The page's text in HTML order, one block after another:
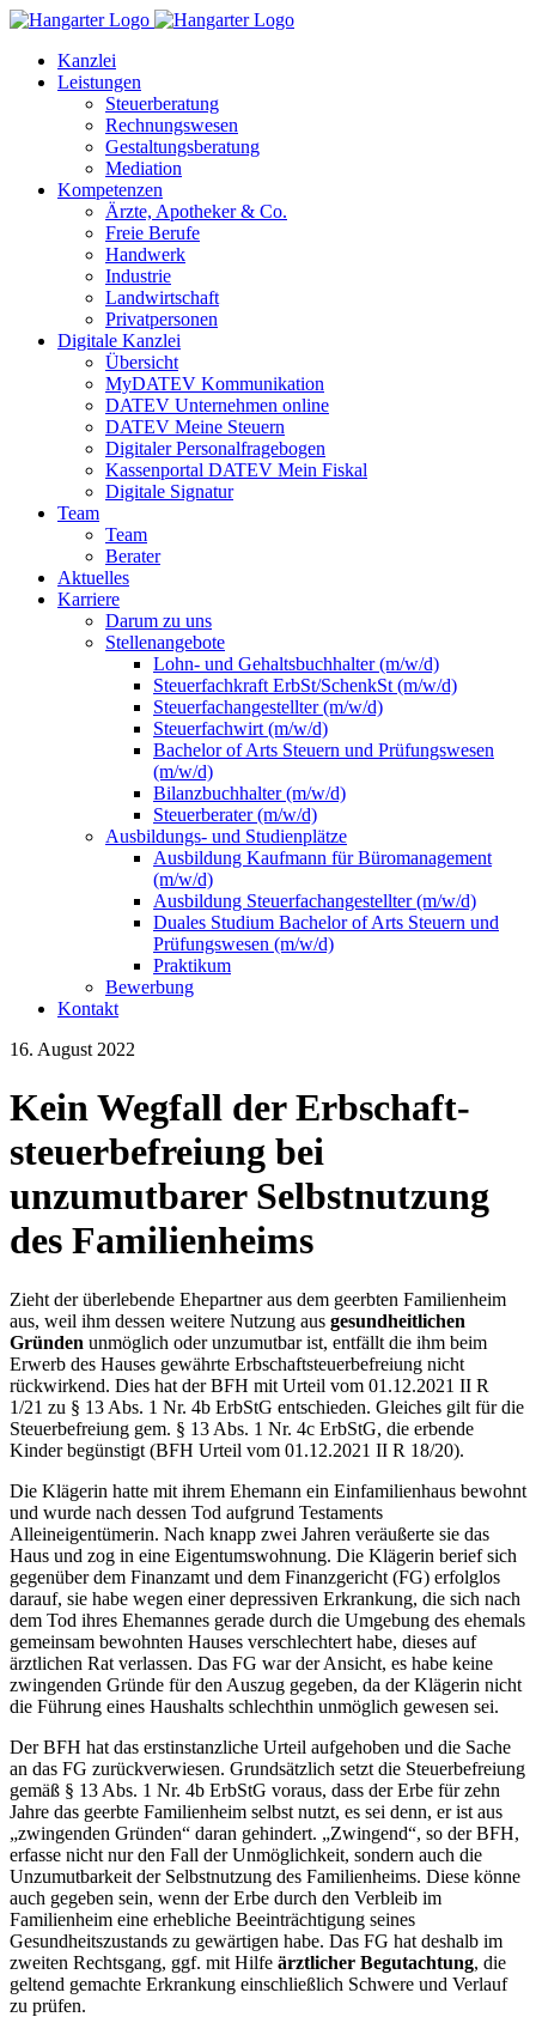
Kanzlei
Leistungen
Steuerberatung
Rechnungswesen
Gestaltungsberatung
Mediation
Kompetenzen
Ärzte, Apotheker & Co.
Freie Berufe
Handwerk
Industrie
Landwirtschaft
Privatpersonen
Digitale Kanzlei
Übersicht
MyDATEV Kommunikation
DATEV Unternehmen online
DATEV Meine Steuern
Digitaler Personalfragebogen
Kassenportal DATEV Mein Fiskal
Digitale Signatur
Team
Team
Berater
Aktuelles
Karriere
Darum zu uns
Stellenangebote
Lohn- und Gehaltsbuchhalter (m/w/d)
Steuerfachkraft ErbSt/SchenkSt (m/w/d)
Steuerfachangestellter (m/w/d)
Steuerfachwirt (m/w/d)
Bachelor of Arts Steuern und Prüfungswesen
(m/w/d)
Bilanzbuchhalter (m/w/d)
Steuerberater (m/w/d)
Ausbildungs- und Studienplätze
Ausbildung Kaufmann für Büromanagement
(m/w/d)
Ausbildung Steuerfachangestellter (m/w/d)
Duales Studium Bachelor of Arts Steuern und
Prüfungswesen (m/w/d)
Praktikum
Bewerbung
Kontakt
16. August 2022
Kein Wegfall der Erbschaft­
steuerbefreiung bei
unzumutbarer Selbst­nutzung
des Familienheims
Zieht der überlebende Ehepartner aus dem geerbten Familienheim
aus, weil ihm dessen weitere Nutzung aus gesundheitlichen
Gründen unmöglich oder unzumutbar ist, entfällt die ihm beim
Erwerb des Hauses gewährte Erbschaftsteuerbefreiung nicht
rückwirkend. Dies hat der BFH mit Urteil vom 01.12.2021 II R
1/21 zu § 13 Abs. 1 Nr. 4b ErbStG entschieden. Gleiches gilt für die
Steuerbefreiung gem. § 13 Abs. 1 Nr. 4c ErbStG, die erbende
Kinder begünstigt (BFH Urteil vom 01.12.2021 II R 18/20).
Die Klägerin hatte mit ihrem Ehemann ein Einfamilienhaus bewohnt
und wurde nach dessen Tod aufgrund Testaments
Alleineigentümerin. Nach knapp zwei Jahren veräußerte sie das
Haus und zog in eine Eigentumswohnung. Die Klägerin berief sich
gegenüber dem Finanzamt und dem Finanzgericht (FG) erfolglos
darauf, sie habe wegen einer depressiven Erkrankung, die sich nach
dem Tod ihres Ehemannes gerade durch die Umgebung des ehemals
gemeinsam bewohnten Hauses verschlechtert habe, dieses auf
ärztlichen Rat verlassen. Das FG war der Ansicht, es habe keine
zwingenden Gründe für den Auszug gegeben, da der Klägerin nicht
die Führung eines Haushalts schlechthin unmöglich gewesen sei.
Der BFH hat das erstinstanzliche Urteil aufgehoben und die Sache
an das FG zurückverwiesen. Grundsätzlich setzt die Steuerbefreiung
gemäß § 13 Abs. 1 Nr. 4b ErbStG voraus, dass der Erbe für zehn
Jahre das geerbte Familienheim selbst nutzt, es sei denn, er ist aus
„zwingenden Gründen“ daran gehindert. „Zwingend“, so der BFH,
erfasse nicht nur den Fall der Unmöglichkeit, sondern auch die
Unzumutbarkeit der Selbstnutzung des Familienheims. Diese könne
auch gegeben sein, wenn der Erbe durch den Verbleib im
Familienheim eine erhebliche Beeinträchtigung seines
Gesundheitszustands zu gewärtigen habe. Das FG hat deshalb im
zweiten Rechtsgang, ggf. mit Hilfe ärztlicher Begutachtung, die
geltend gemachte Erkrankung einschließlich Schwere und Verlauf
zu prüfen.